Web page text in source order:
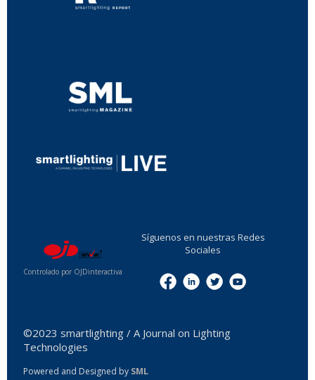
Controlado por OJDinteractiva
Síguenos en nuestras Redes
Sociales
©2023 smartlighting / A Journal on Lighting
Technologies
Powered and Designed by SML